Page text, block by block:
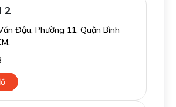
2
Đậu, Phường 11, Quận Bình